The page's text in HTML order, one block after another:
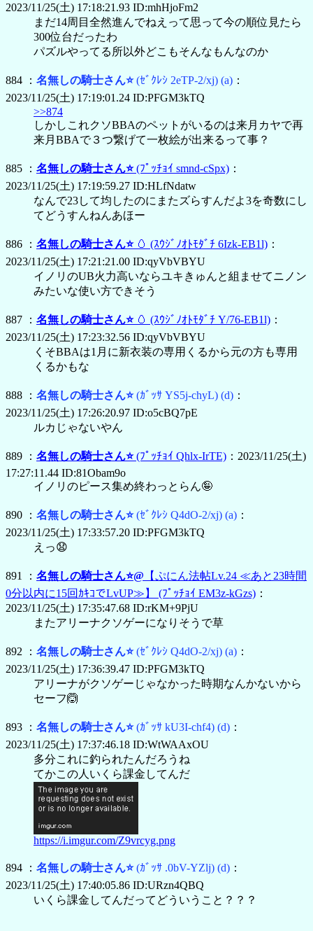
2023/11/25(土) 17:18:21.93 ID:mhHjoFm2
まだ14周目全然進んでねえって思って今の順位見たら
300位台だったわ
パズルやってる所以外どこもそんなもんなのか
884 ： 名無しの騎士さん⭐(ｾﾞｸﾚｼ 2eTP-2/xj) (a) ：
2023/11/25(土) 17:19:01.24 ID:PFGM3kTQ
>>874
しかしこれクソBBAのペットがいるのは来月カヤで再
来月BBAで３つ繋げて一枚絵が出来るって事？
885 ： 名無しの騎士さん⭐(ﾌﾟｯﾁｮｲ smnd-cSpx) ：
2023/11/25(土) 17:19:59.27 ID:HLfNdatw
なんで23して均したのにまたズらすんだよ3を奇数にし
てどうすんねんあほー
886 ： 名無しの騎士さん⭐ 🥚 (ｽｳｼﾞﾉｵﾄﾓﾀﾞﾁ 6Izk-EB1l) ：
2023/11/25(土) 17:21:21.00 ID:qyVbVBYU
イノリのUB火力高いならユキきゅんと組ませてニノン
みたいな使い方できそう
887 ： 名無しの騎士さん⭐ 🥚 (ｽｳｼﾞﾉｵﾄﾓﾀﾞﾁ Y/76-EB1l) ：
2023/11/25(土) 17:23:32.56 ID:qyVbVBYU
くそBBAは1月に新衣装の専用くるから元の方も専用
くるかもな
888 ： 名無しの騎士さん⭐(ｶﾞｯｻ YS5j-chyL) (d) ：
2023/11/25(土) 17:26:20.97 ID:o5cBQ7pE
ルカじゃないやん
889 ： 名無しの騎士さん⭐(ﾌﾟｯﾁｮｲ Qhlx-IrTE) ：2023/11/25(土)
17:27:11.44 ID:81Obam9o
イノリのピース集め終わっとらん🤪
890 ： 名無しの騎士さん⭐(ｾﾞｸﾚｼ Q4dO-2/xj) (a) ：
2023/11/25(土) 17:33:57.20 ID:PFGM3kTQ
えっ😧
891 ： 名無しの騎士さん⭐@ 【ぷにん法帖Lv.24 ≪あと23時間
0分以内に15回ｶｷｺでLvUP≫】
(ﾌﾟｯﾁｮｲ EM3z-kGzs) ：
2023/11/25(土) 17:35:47.68 ID:rKM+9PjU
またアリーナクソゲーになりそうで草
892 ： 名無しの騎士さん⭐(ｾﾞｸﾚｼ Q4dO-2/xj) (a) ：
2023/11/25(土) 17:36:39.47 ID:PFGM3kTQ
アリーナがクソゲーじゃなかった時期なんかないから
セーフ🙆
893 ： 名無しの騎士さん⭐(ｶﾞｯｻ kU3I-chf4) (d) ：
2023/11/25(土) 17:37:46.18 ID:WtWAAxOU
多分これに釣られたんだろうね
てかこの人いくら課金してんだ
https://i.imgur.com/Z9vrcyg.png
894 ： 名無しの騎士さん⭐(ｶﾞｯｻ .0bV-YZlj) (d) ：
2023/11/25(土) 17:40:05.86 ID:URzn4QBQ
いくら課金してんだってどういうこと？？？